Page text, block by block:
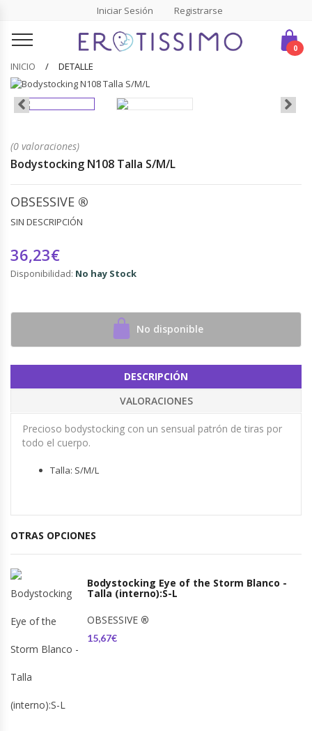
Iniciar Sesión Registrarse
0
INICIO DETALLE
(0 valoraciones)
Bodystocking N108 Talla S/M/L
OBSESSIVE ®
SIN DESCRIPCIÓN
36,23€
Disponibilidad: No hay Stock
No disponible
DESCRIPCIÓN
VALORACIONES
Precioso bodystocking con un sensual patrón de tiras por
todo el cuerpo.
Talla: S/M/L
OTRAS OPCIONES
Bodystocking Eye of the Storm Blanco -
Talla (interno):S-L
OBSESSIVE ®
15,67€